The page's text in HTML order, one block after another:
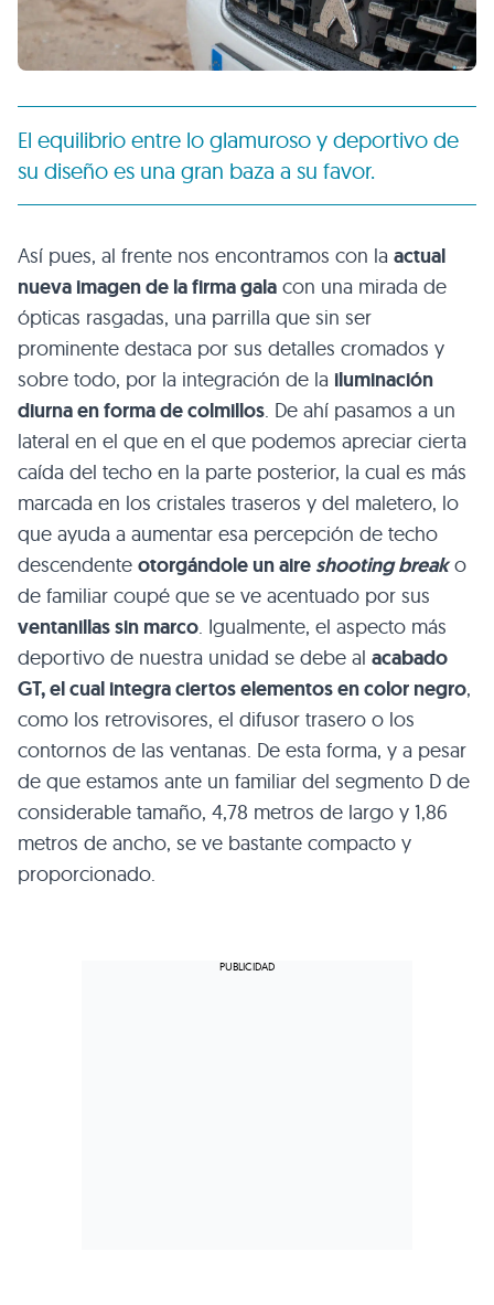
El equilibrio entre lo glamuroso y deportivo de
su diseño es una gran baza a su favor.
Así pues, al frente nos encontramos con la actual
nueva imagen de la firma gala con una mirada de
ópticas rasgadas, una parrilla que sin ser
prominente destaca por sus detalles cromados y
sobre todo, por la integración de la iluminación
diurna en forma de colmillos. De ahí pasamos a un
lateral en el que en el que podemos apreciar cierta
caída del techo en la parte posterior, la cual es más
marcada en los cristales traseros y del maletero, lo
que ayuda a aumentar esa percepción de techo
descendente otorgándole un aire shooting breako
de familiar coupé que se ve acentuado por sus
ventanillas sin marco. Igualmente, el aspecto más
deportivo de nuestra unidad se debe al acabado
GT, el cual integra ciertos elementos en color negro,
como los retrovisores, el difusor trasero o los
contornos de las ventanas. De esta forma, y a pesar
de que estamos ante un familiar del segmento D de
considerable tamaño, 4,78 metros de largo y 1,86
metros de ancho, se ve bastante compacto y
proporcionado.